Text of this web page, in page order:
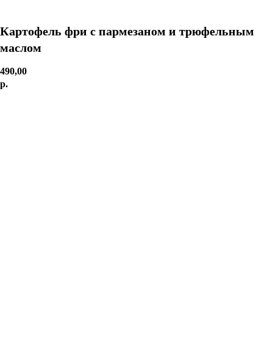
Картофель фри с пармезаном и трюфельным
маслом
490,00
р.